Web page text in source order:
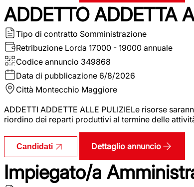
ADDETTO ADDETTA
Tipo di contratto Somministrazione
Retribuzione Lorda 17000 - 19000 annuale
Codice annuncio 349868
Data di pubblicazione 6/8/2026
Città Montecchio Maggiore
ADDETTI ADDETTE ALLE PULIZIELe risorse
riordino dei reparti produttivi al termine delle
Candidati Dettaglio annuncio
Impiegato/a